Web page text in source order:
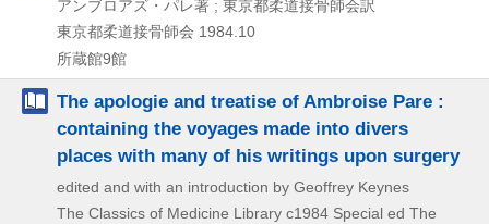
アンブロアズ・パレ著 ; 東京都柔道接骨師会訳
東京都柔道接骨師会 1984.10
所蔵館9館
The apologie and treatise of Ambroise Pare :
containing the voyages made into divers
places with many of his writings upon surgery
edited and with an introduction by Geoffrey Keynes
The Classics of Medicine Library c1984 Special ed The